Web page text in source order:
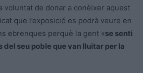
voluntat de donar a conèixer aquest
que l’exposició es podrà veure en
ebrenques perquè la gent «se senti
del seu poble que van lluitar per la